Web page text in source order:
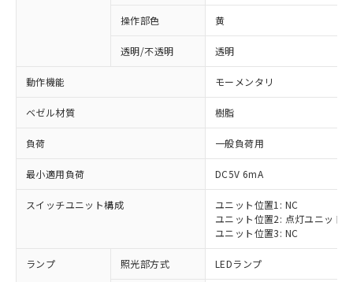
操作部色 黄
透明/不透明 透明
動作機能 モーメンタリ
ベゼル材質 樹脂
負荷 一般負荷用
最小適用負荷 DC5V 6mA
スイッチユニット構成
ユニット位置1: NC
ユニット位置2: 点灯ユニット
ユニット位置3: NC
ランプ 照光部方式 LEDランプ